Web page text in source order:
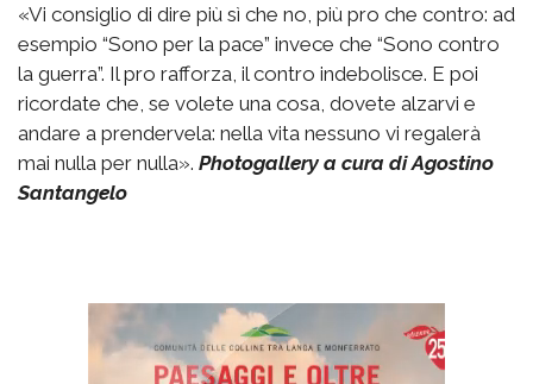
«Vi consiglio di dire più sì che no, più pro che contro: ad
esempio “Sono per la pace” invece che “Sono contro
la guerra”. Il pro rafforza, il contro indebolisce. E poi
ricordate che, se volete una cosa, dovete alzarvi e
andare a prendervela: nella vita nessuno vi regalerà
mai nulla per nulla». Photogallery a cura di Agostino
Santangelo